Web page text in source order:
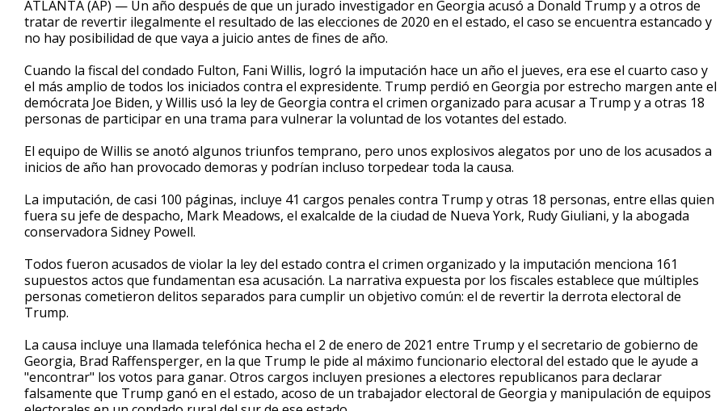
ATLANTA (AP) — Un año después de que un jurado investigador en Georgia acusó a Donald Trump y a otros de
tratar de revertir ilegalmente el resultado de las elecciones de 2020 en el estado, el caso se encuentra estancado y
no hay posibilidad de que vaya a juicio antes de fines de año.
Cuando la fiscal del condado Fulton, Fani Willis, logró la imputación hace un año el jueves, era ese el cuarto caso y
el más amplio de todos los iniciados contra el expresidente. Trump perdió en Georgia por estrecho margen ante el
demócrata Joe Biden, y Willis usó la ley de Georgia contra el crimen organizado para acusar a Trump y a otras 18
personas de participar en una trama para vulnerar la voluntad de los votantes del estado.
El equipo de Willis se anotó algunos triunfos temprano, pero unos explosivos alegatos por uno de los acusados a
inicios de año han provocado demoras y podrían incluso torpedear toda la causa.
La imputación, de casi 100 páginas, incluye 41 cargos penales contra Trump y otras 18 personas, entre ellas quien
fuera su jefe de despacho, Mark Meadows, el exalcalde de la ciudad de Nueva York, Rudy Giuliani, y la abogada
conservadora Sidney Powell.
Todos fueron acusados de violar la ley del estado contra el crimen organizado y la imputación menciona 161
supuestos actos que fundamentan esa acusación. La narrativa expuesta por los fiscales establece que múltiples
personas cometieron delitos separados para cumplir un objetivo común: el de revertir la derrota electoral de
Trump.
La causa incluye una llamada telefónica hecha el 2 de enero de 2021 entre Trump y el secretario de gobierno de
Georgia, Brad Raffensperger, en la que Trump le pide al máximo funcionario electoral del estado que le ayude a
"encontrar" los votos para ganar. Otros cargos incluyen presiones a electores republicanos para declarar
falsamente que Trump ganó en el estado, acoso de un trabajador electoral de Georgia y manipulación de equipos